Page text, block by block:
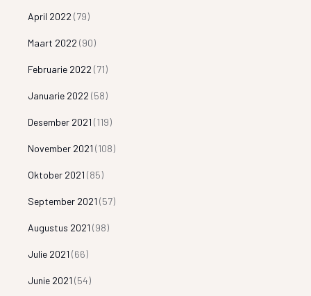
April 2022 (79)
Maart 2022 (90)
Februarie 2022 (71)
Januarie 2022 (58)
Desember 2021 (119)
November 2021 (108)
Oktober 2021 (85)
September 2021 (57)
Augustus 2021 (98)
Julie 2021 (66)
Junie 2021 (54)